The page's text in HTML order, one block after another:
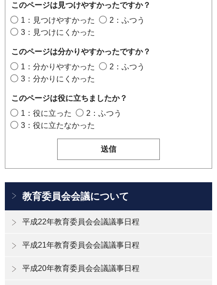
このページは見つけやすかったですか？
1：見つけやすかった
2：ふつう
3：見つけにくかった
このページは分かりやすかったですか？
1：分かりやすかった
2：ふつう
3：分かりにくかった
このページは役に立ちましたか？
1：役に立った
2：ふつう
3：役に立たなかった
教育委員会会議について
平成22年教育委員会会議議事日程
平成21年教育委員会会議議事日程
平成20年教育委員会会議議事日程